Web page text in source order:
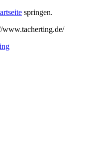
springen.
www.tacherting.de/